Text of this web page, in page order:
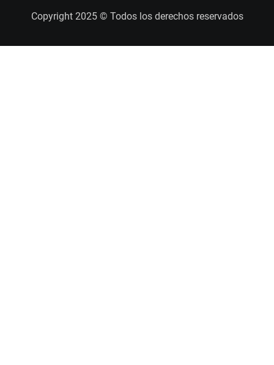
Copyright 2025 © Todos los derechos reservados